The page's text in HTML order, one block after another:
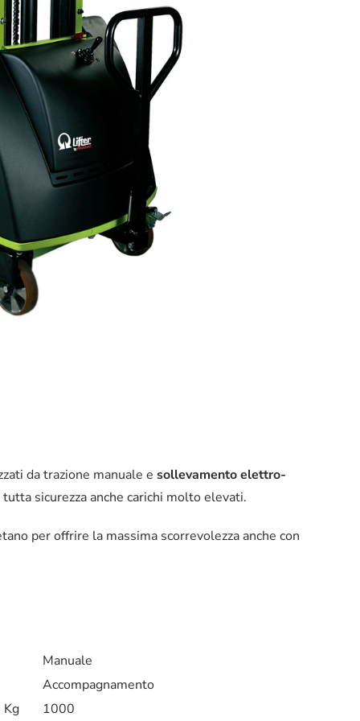
da trazione manuale esollevamento elettro-
sicurezza anche carichi molto elevati.
per offrire la massima scorrevolezza anche con
Manuale
Accompagnamento
Kg
1000